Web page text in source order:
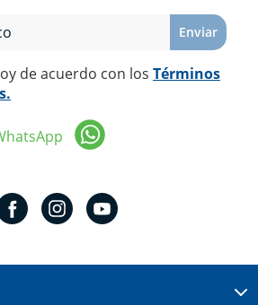
Enviar
de acuerdo con los Términos